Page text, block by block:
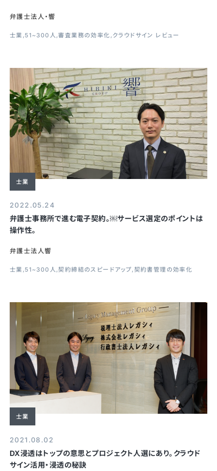
弁護士法人・響
士業 51~300人 審査業務の効率化 クラウドサイン レビュー
士業
2022.05.24
弁護士事務所で進む電子契約。￼サービス選定のポイントは
操作性。
弁護士法人響
士業 51~300人 契約締結のスピードアップ 契約書管理の効率化
士業
2021.08.02
DX浸透はトップの意思とプロジェクト人選にあり。クラウド
サイン活用・浸透の秘訣